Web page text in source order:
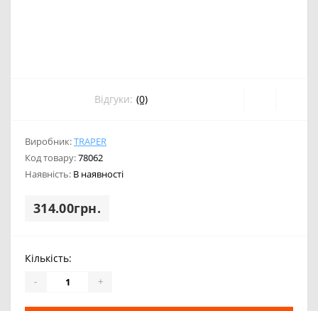
Відгуки: (0)
Виробник:TRAPER
Код товару:78062
Наявність: В наявності
314.00грн.
Кількість:
- +